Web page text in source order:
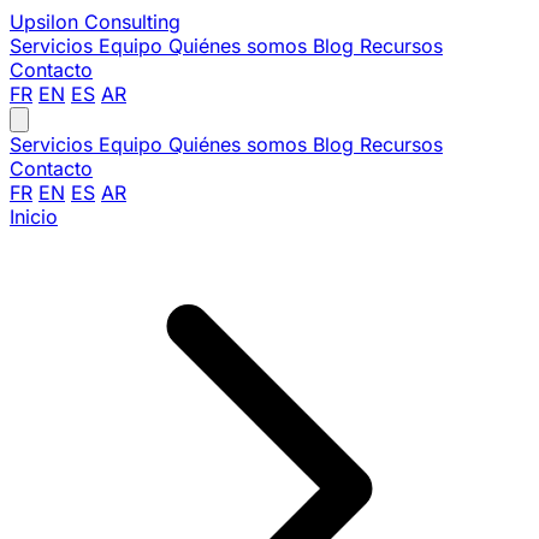
Upsilon Consulting
Servicios Equipo Quiénes somos Blog Recursos
Contacto
FR EN ES AR
Servicios Equipo Quiénes somos Blog Recursos
Contacto
FR EN ES AR
Inicio